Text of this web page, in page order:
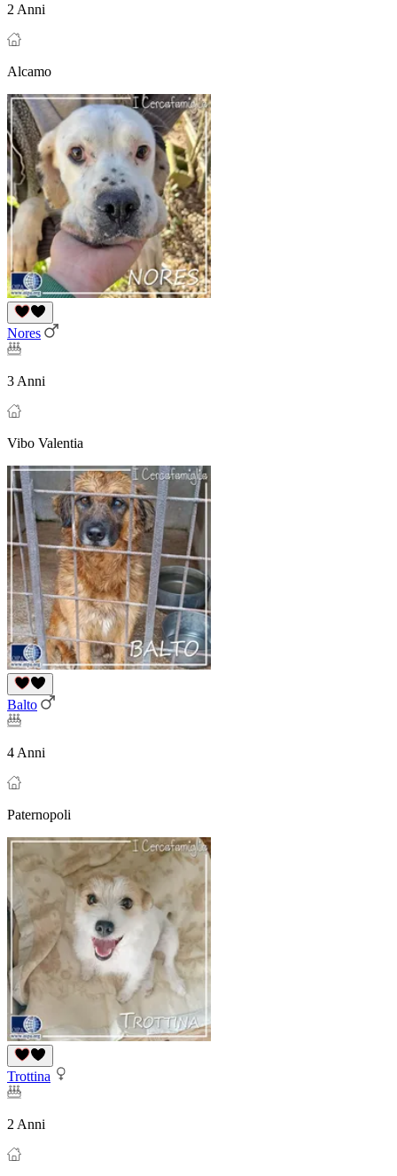
2 Anni
Alcamo
Nores
3 Anni
Vibo Valentia
Balto
4 Anni
Paternopoli
Trottina
2 Anni